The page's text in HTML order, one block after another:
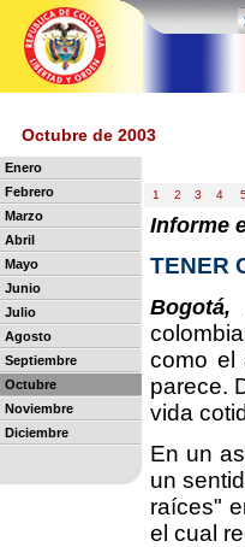
Octubre de 2003
Enero
Febrero
Marzo
Abril
Mayo
Junio
Julio
Agosto
Septiembre
Octubre
Noviembre
Diciembre
1 2 3 4
Informe
TENER
como el
parece.
vida
En un
un
raíces"
el cual